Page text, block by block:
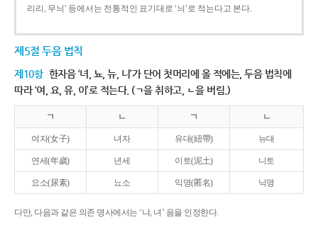
리리, 무늬’ 등에서는 전통적인 표기대로 ‘늬’로 적는다고 본다.
제5절 두음 법칙
제10항 한자음 ‘녀, 뇨, 뉴, 니’가 단어 첫머리에 올 적에는, 두음 법칙에
따라 ‘여, 요, 유, 이’로 적는다. (ㄱ을 취하고, ㄴ을 버림.)
ㄱ ㄴ ㄱ ㄴ
여자(女子) 녀자 유대(紐帶) 뉴대
연세(年歲) 년세 이토(泥土) 니토
요소(尿素) 뇨소 익명(匿名) 닉명
다만, 다음과 같은 의존 명사에서는 ‘냐, 녀’ 음을 인정한다.